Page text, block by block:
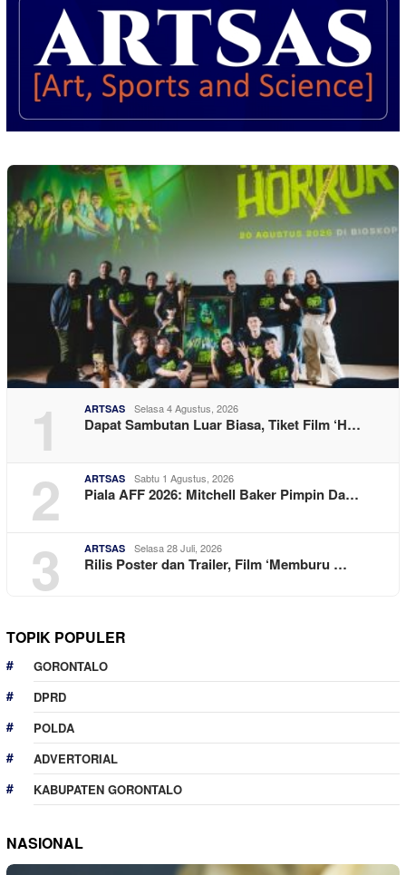
1 ARTSAS Selasa 4 Agustus, 2026
Dapat Sambutan Luar Biasa, Tiket Film ‘H…
2 ARTSAS Sabtu 1 Agustus, 2026
Piala AFF 2026: Mitchell Baker Pimpin Da…
3 ARTSAS Selasa 28 Juli, 2026
Rilis Poster dan Trailer, Film ‘Memburu …
TOPIK POPULER
GORONTALO
DPRD
POLDA
ADVERTORIAL
KABUPATEN GORONTALO
NASIONAL